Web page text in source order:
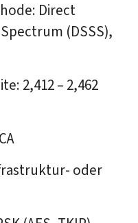
Direct
(DSSS),
2,412 – 2,462
oder